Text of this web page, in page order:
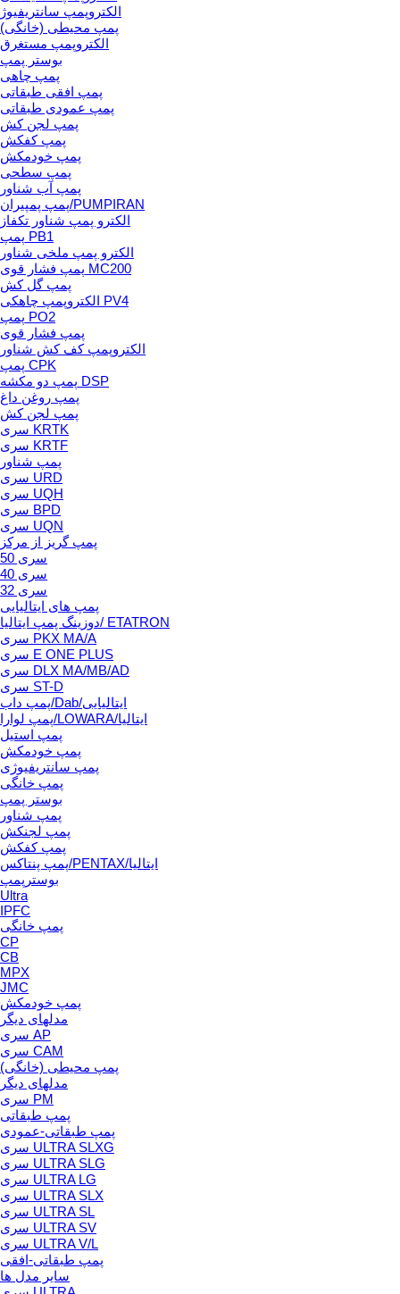
الکتروپمپ سانتریفیوژ
پمپ محیطی (خانگی)
الکتروپمپ مستغرق
بوستر پمپ
پمپ چاهی
پمپ افقی طبقاتی
پمپ عمودی طبقاتی
پمپ لجن کش
پمپ کفکش
پمپ خودمکش
پمپ سطحی
پمپ آب شناور
پمپ پمپیران/PUMPIRAN
الکترو پمپ شناور تکفاز
پمپ PB1
الکترو پمپ ملخی شناور
پمپ فشار قوی MC200
پمپ گل کش
الکتروپمپ چاهکی PV4
پمپ PO2
پمپ فشار قوی
الکتروپمپ کف کش شناور
پمپ CPK
پمپ دو مکشه DSP
پمپ روغن داغ
پمپ لجن کش
سری KRTK
سری KRTF
پمپ شناور
سری URD
سری UQH
سری BPD
سری UQN
پمپ گریز از مرکز
سری 50
سری 40
سری 32
پمپ های ایتالیایی
دوزینگ پمپ ایتالیا/ ETATRON
سری PKX MA/A
سری E ONE PLUS
سری DLX MA/MB/AD
سری ST-D
پمپ داب/Dab/ایتالیایی
پمپ لوارا/LOWARA/ایتالیا
پمپ استیل
پمپ خودمکش
پمپ سانتریفیوژی
پمپ خانگی
بوستر پمپ
پمپ شناور
پمپ لجنکش
پمپ کفکش
پمپ پنتاکس/PENTAX/ایتالیا
بوسترپمپ
Ultra
IPFC
پمپ خانگی
CP
CB
MPX
JMC
پمپ خودمکش
مدلهای دیگر
سری AP
سری CAM
پمپ محیطی (خانگی)
مدلهای دیگر
سری PM
پمپ طبقاتی
پمپ طبقاتی-عمودی
سری ULTRA SLXG
سری ULTRA SLG
سری ULTRA LG
سری ULTRA SLX
سری ULTRA SL
سری ULTRA SV
سری ULTRA V/L
پمپ طبقاتی-افقی
سایر مدل ها